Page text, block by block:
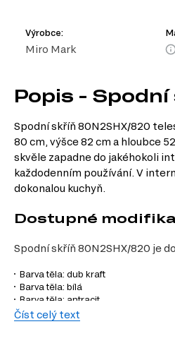
Výrobce:
Miro Mark
Popis -
Spodní skříň 80N2SHX/820
80 cm, výšce 82 cm a hloubce
skvěle zapadne do jakéhokoli
každodenním používání. V
dokonalou kuchyň.
Dostupné
Spodní skříň 80N2SHX/820 je
Barva těla: dub kraft
Barva těla: bílá
Barva těla: antracit
Barva fasády: bílý lesk
Číst celý text